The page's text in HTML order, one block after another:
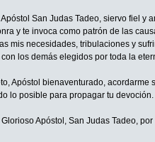
San Judas Tadeo, siervo fiel y
y te invoca como patrón de las
mis necesidades, tribulaciones y
los demás elegidos por toda la
Apóstol bienaventurado,
lo posible para propagar tu devoción.
Apóstol, San Judas Tadeo,